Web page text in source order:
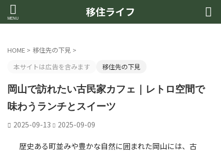
移住ライフ
HOME > 移住先の下見 >
本サイトは広告を含みます
移住先の下見
岡山で訪れたい古民家カフェ｜レトロ空間で
味わうランチとスイーツ
2025-09-13 2025-09-09
歴史ある町並みや豊かな自然に囲まれた岡山には、古